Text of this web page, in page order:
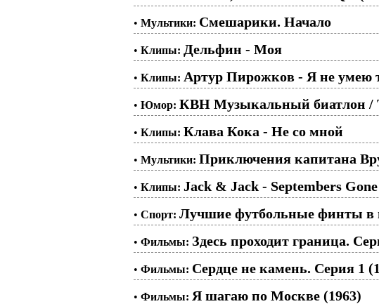
• Мультики: Смешарики. Начало
• Клипы: Дельфин - Моя
• Клипы: Артур Пирожков - Я не умею
• Юмор: КВН Музыкальный биатлон /
• Клипы: Клава Кока - Не со мной
• Мультики: Приключения капитана
• Клипы: Jack & Jack - Septembers Gone
• Спорт: Лучшие футбольные финты в
• Фильмы: Здесь проходит граница.
• Фильмы: Сердце не камень. Серия 1
• Фильмы: Я шагаю по Москве (1963)